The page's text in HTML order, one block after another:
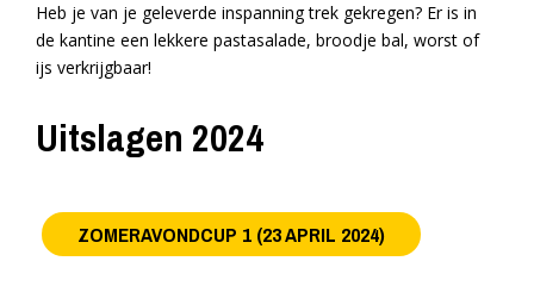
Heb je van je geleverde inspanning trek gekregen? Er is in
de kantine een lekkere pastasalade, broodje bal, worst of
ijs verkrijgbaar!
Uitslagen 2024
ZOMERAVONDCUP 1 (23 APRIL 2024)